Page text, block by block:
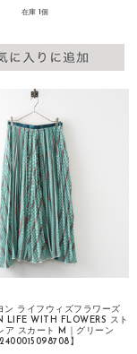
在庫 1個
ン ライフウィズフラワーズ
LIFE WITH FLOWERS スト
ア スカート M｜グリーン
2400015098708】